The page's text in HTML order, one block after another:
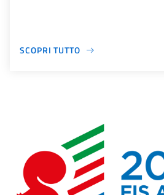
SCOPRI TUTTO